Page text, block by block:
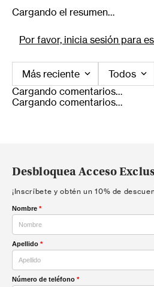
Cargando el resumen…
Por favor, inicia sesión para
Más reciente
Todos
Cargando comentarios…
Cargando comentarios…
Desbloquea Acceso
¡Inscríbete y obtén un 10% de
Nombre *
Apellido *
Número de teléfono *